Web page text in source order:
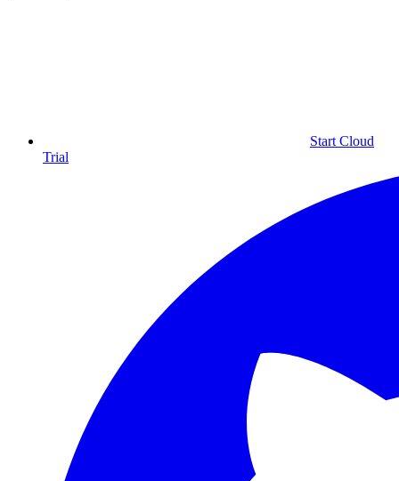
Start Cloud
Trial